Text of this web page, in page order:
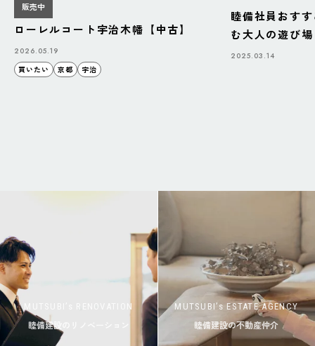
販売中
ローレルコート宇治木幡【中古】
2026.05.19
買いたい
京都 宇治
睦備社員おす
む大人の遊び
BAZAAR」
2025.03.14
MUTSUBI’s RENOVATION
睦備建設のリノベーション
MUTSUBI’s ESTATE AGENCY
睦備建設の不動産仲介